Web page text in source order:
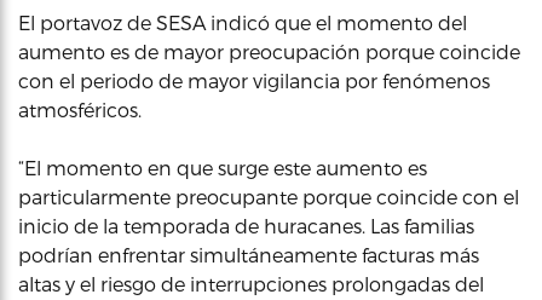
El portavoz de SESA indicó que el momento del
aumento es de mayor preocupación porque coincide
con el periodo de mayor vigilancia por fenómenos
atmosféricos.
“El momento en que surge este aumento es
particularmente preocupante porque coincide con el
inicio de la temporada de huracanes. Las familias
podrían enfrentar simultáneamente facturas más
altas y el riesgo de interrupciones prolongadas del